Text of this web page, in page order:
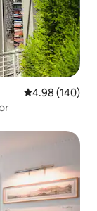
Penarafan
4.98 (140)